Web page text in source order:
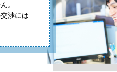
。
渉には